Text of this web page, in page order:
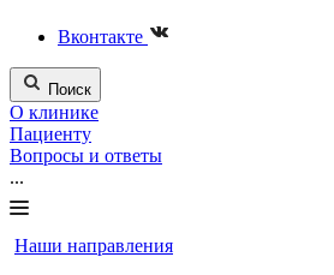
Вконтакте
Поиск
О клинике
Пациенту
Вопросы и ответы
...
Наши направления